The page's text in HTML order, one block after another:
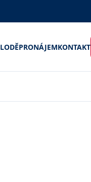
LODĚPRONÁJEMKONTAKT